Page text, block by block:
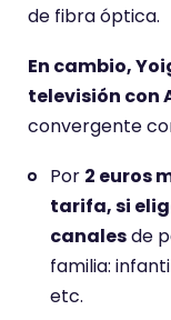
de fibra óptica.
En cambio,
televisión con
convergente
Por 2 euros
tarifa, si
canalesde
familia:
etc.